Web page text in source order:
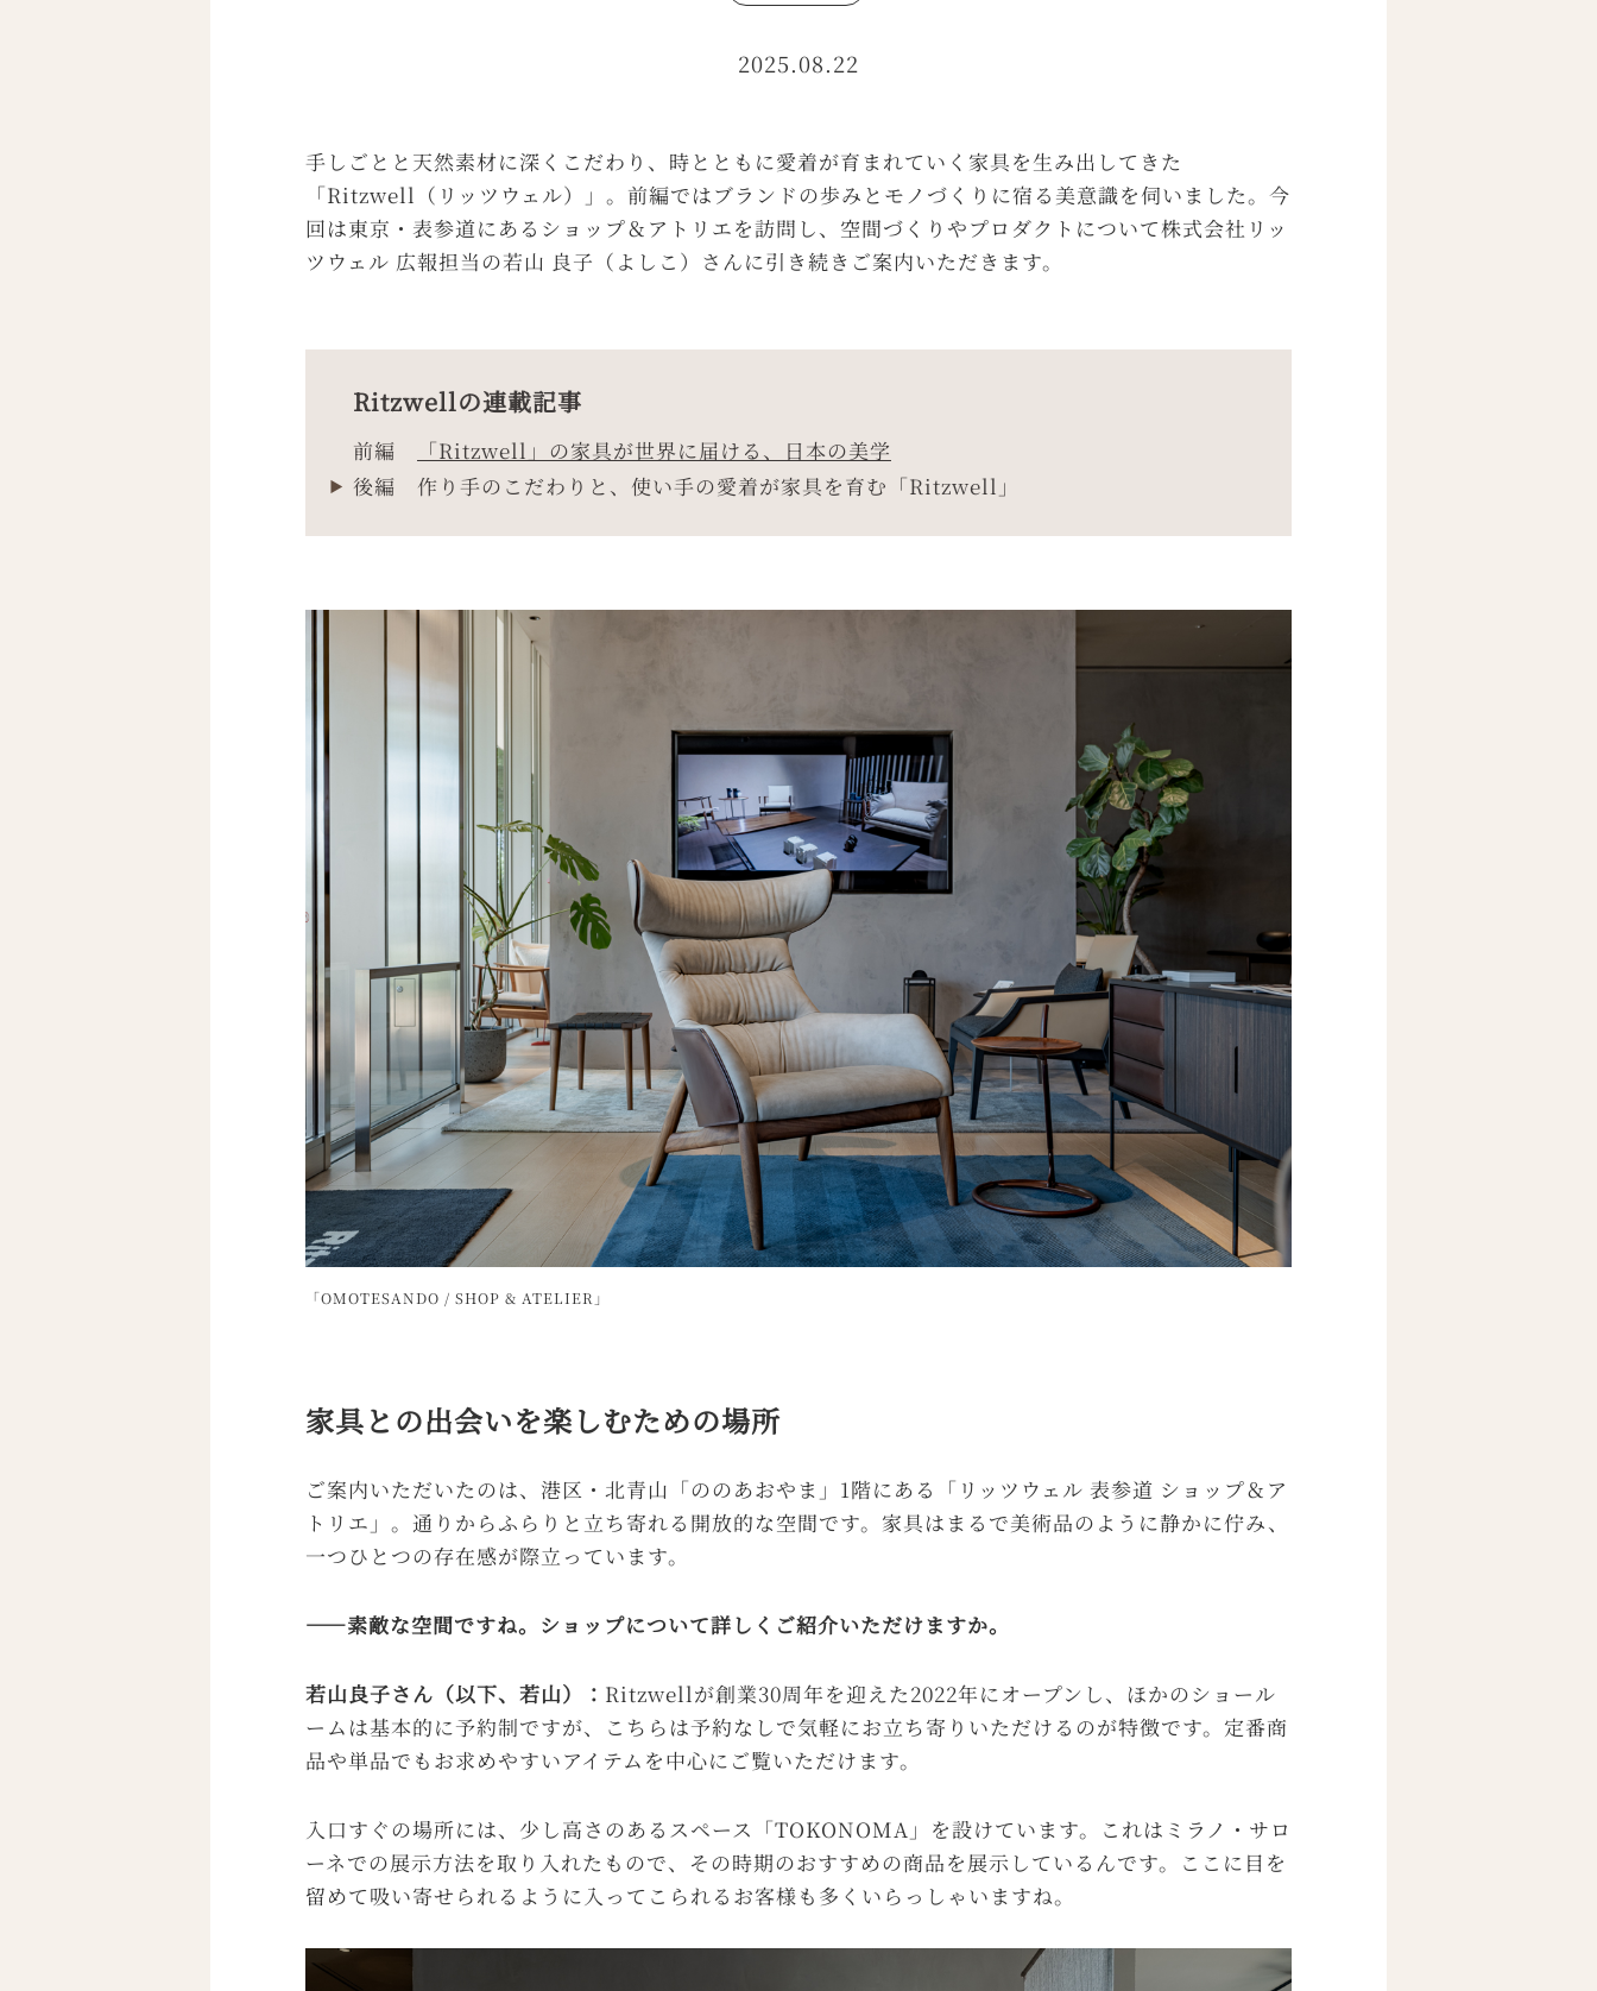
2025.08.22
手しごとと天然素材に深くこだわり、時とともに愛着が育まれていく家具を生み出してきた
「Ritzwell（リッツウェル）」。前編ではブランドの歩みとモノづくりに宿る美意識を伺いました。今
回は東京・表参道にあるショップ＆アトリエを訪問し、空間づくりやプロダクトについて株式会社リッ
ツウェル 広報担当の若山 良子（よしこ）さんに引き続きご案内いただきます。
Ritzwellの連載記事
前編
「Ritzwell」の家具が世界に届ける、日本の美学
後編 作り手のこだわりと、使い手の愛着が家具を育む「Ritzwell」
「OMOTESANDO / SHOP & ATELIER」
家具との出会いを楽しむための場所
ご案内いただいたのは、港区・北青山「ののあおやま」1階にある「リッツウェル 表参道 ショップ＆ア
トリエ」。通りからふらりと立ち寄れる開放的な空間です。家具はまるで美術品のように静かに佇み、
一つひとつの存在感が際立っています。
——素敵な空間ですね。ショップについて詳しくご紹介いただけますか。
若山良子さん（以下、若山）： Ritzwellが創業30周年を迎えた2022年にオープンし、ほかのショール
ームは基本的に予約制ですが、こちらは予約なしで気軽にお立ち寄りいただけるのが特徴です。定番商
品や単品でもお求めやすいアイテムを中心にご覧いただけます。
入口すぐの場所には、少し高さのあるスペース「TOKONOMA」を設けています。これはミラノ・サロ
ーネでの展示方法を取り入れたもので、その時期のおすすめの商品を展示しているんです。ここに目を
留めて吸い寄せられるように入ってこられるお客様も多くいらっしゃいますね。